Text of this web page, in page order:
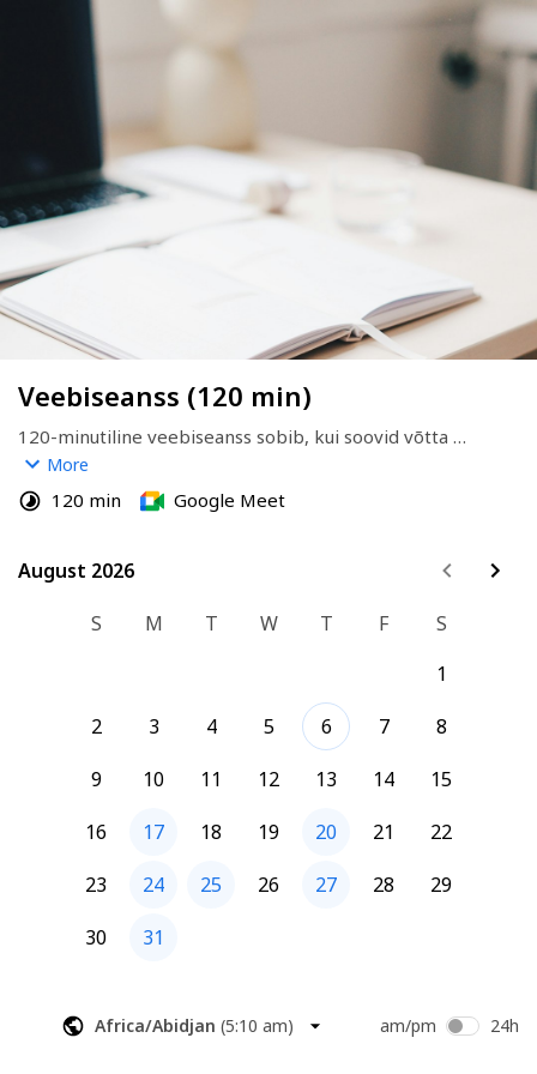
Veebiseanss (120 min)
120-minutiline veebiseanss sobib, kui soovid võtta
rohkem aega sügavamaks lahti mõtestamiseks ja
rahulikuks tööks. Kohtume videosilla kaudu kokkulepitud
ajal. Eesmärk on, et lahkuksid selguse ja konkreetsete
More
120 min Google Meet
August 2026
August 2026
S
M T W T F
S
1
2
3 4 5 6 7
8
9
10 11 12 13 14
15
16
17 18 19 20 21
22
23
24 25 26 27 28
29
30
31
Africa/Abidjan (5:10 am) am/pm 24h